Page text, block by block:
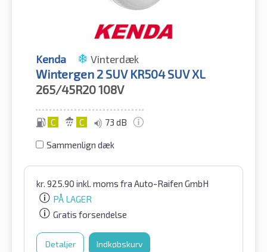
Kenda Vinterdæk
Wintergen 2 SUV KR504 SUV XL
265/45R20108V
C C 73 dB
Sammenlign dæk
kr. 925.90 inkl. moms fra Auto-Raifen GmbH
PÅ LAGER
Gratis forsendelse
Detaljer Indkøbskurv